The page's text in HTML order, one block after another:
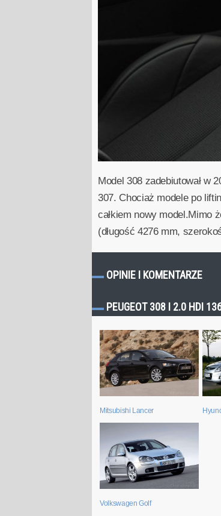
Model 308 zadebiutował w
307. Chociaż modele po
całkiem nowy model.Mimo
(długość 4276 mm,
OPINIE I KOMENTARZE
PEUGEOT 308 I 2.0 HDI
Mitsubishi Lancer
Volkswagen Golf